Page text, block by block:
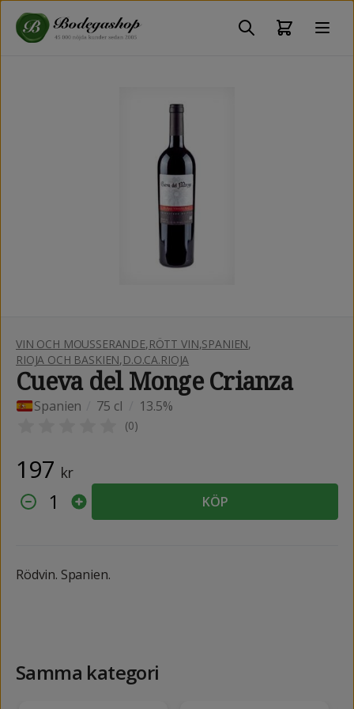
VIN OCH MOUSSERANDE,RÖTT VIN,SPANIEN,
RIOJA OCH BASKIEN,D.O.CA.RIOJA
Cueva del Monge Crianza
Spanien 75 cl 13.5%
(0)
197 kr
1 KÖP
Rödvin. Spanien.
Samma kategori